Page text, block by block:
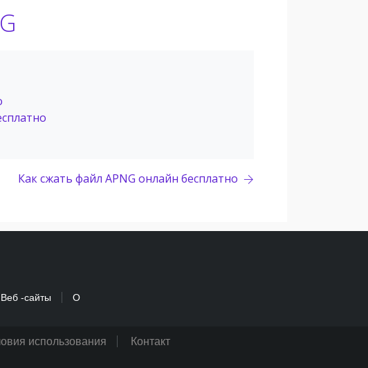
Как сжать файл APNG онлайн бесплатно
Веб -сайты О
использования Контакт